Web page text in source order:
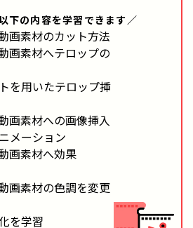
下の内容を学習できます／
画素材のカット方法
画素材へテロップの
を用いたテロップ挿
画素材への画像挿入
メーション
画素材へ効果
画素材の色調を変更
を学習